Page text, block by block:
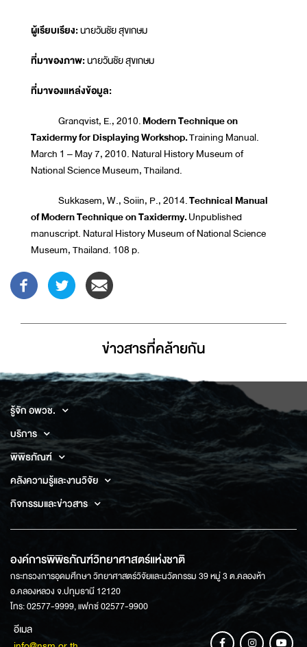
ผู้เรียบเรียง:นายวันชัย สุขเกษม
ที่มาของภาพ:นายวันชัย สุขเกษม
ที่มาของแหล่งข้อมูล:
Granqvist, E., 2010.Modern Technique on
Taxidermy for Displaying Workshop.Training Manual.
March 1 – May 7, 2010. Natural History Museum of
National Science Museum, Thailand.
Sukkasem, W., Soiin, P., 2014.Technical Manual
of Modern Technique on Taxidermy.Unpublished
manuscript. Natural History Museum of National Science
Museum, Thailand. 108 p.
ข่าวสารที่่คล้ายกัน
รู้จัก อพวช.
บริการ
พิพิธภัณฑ์
คลังความรู้และงานวิจัย
กิจกรรมและข่าวสาร
องค์การพิพิธภัณฑ์วิทยาศาสตร์แห่งชาติ
กระทรวงการอุดมศึกษา วิทยาศาสตร์วิจัยและนวัตกรรม 39 หมู่ 3 ต.คลองห้า
อ.คลองหลวง จ.ปทุมธานี 12120
โทร: 02577-9999, แฟกซ์ 02577-9900
อีเมล